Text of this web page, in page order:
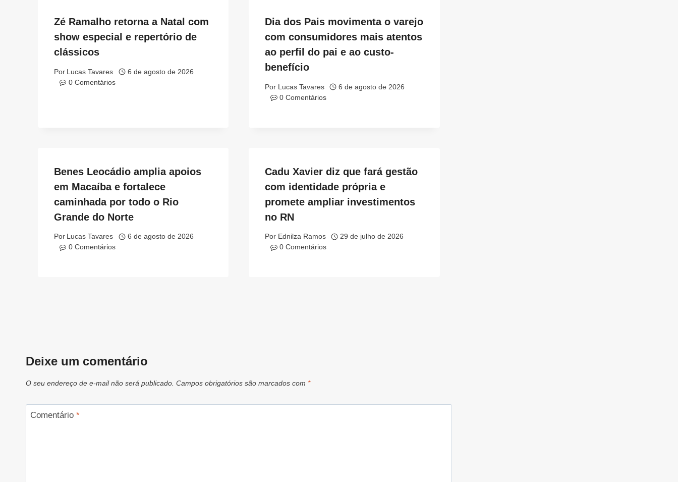
Zé Ramalho retorna a Natal com
show especial e repertório de
clássicos
Por Lucas Tavares
6 de agosto de 2026
0 Comentários
Dia dos Pais movimenta o varejo
com consumidores mais atentos
ao perfil do pai e ao custo-
benefício
Por Lucas Tavares
6 de agosto de 2026
0 Comentários
Benes Leocádio amplia apoios
em Macaíba e fortalece
caminhada por todo o Rio
Grande do Norte
Por Lucas Tavares
6 de agosto de 2026
0 Comentários
Cadu Xavier diz que fará gestão
com identidade própria e
promete ampliar investimentos
no RN
Por Ednilza Ramos
29 de julho de 2026
0 Comentários
Deixe um comentário
O seu endereço de e-mail não será publicado. Campos obrigatórios são marcados com *
Comentário *